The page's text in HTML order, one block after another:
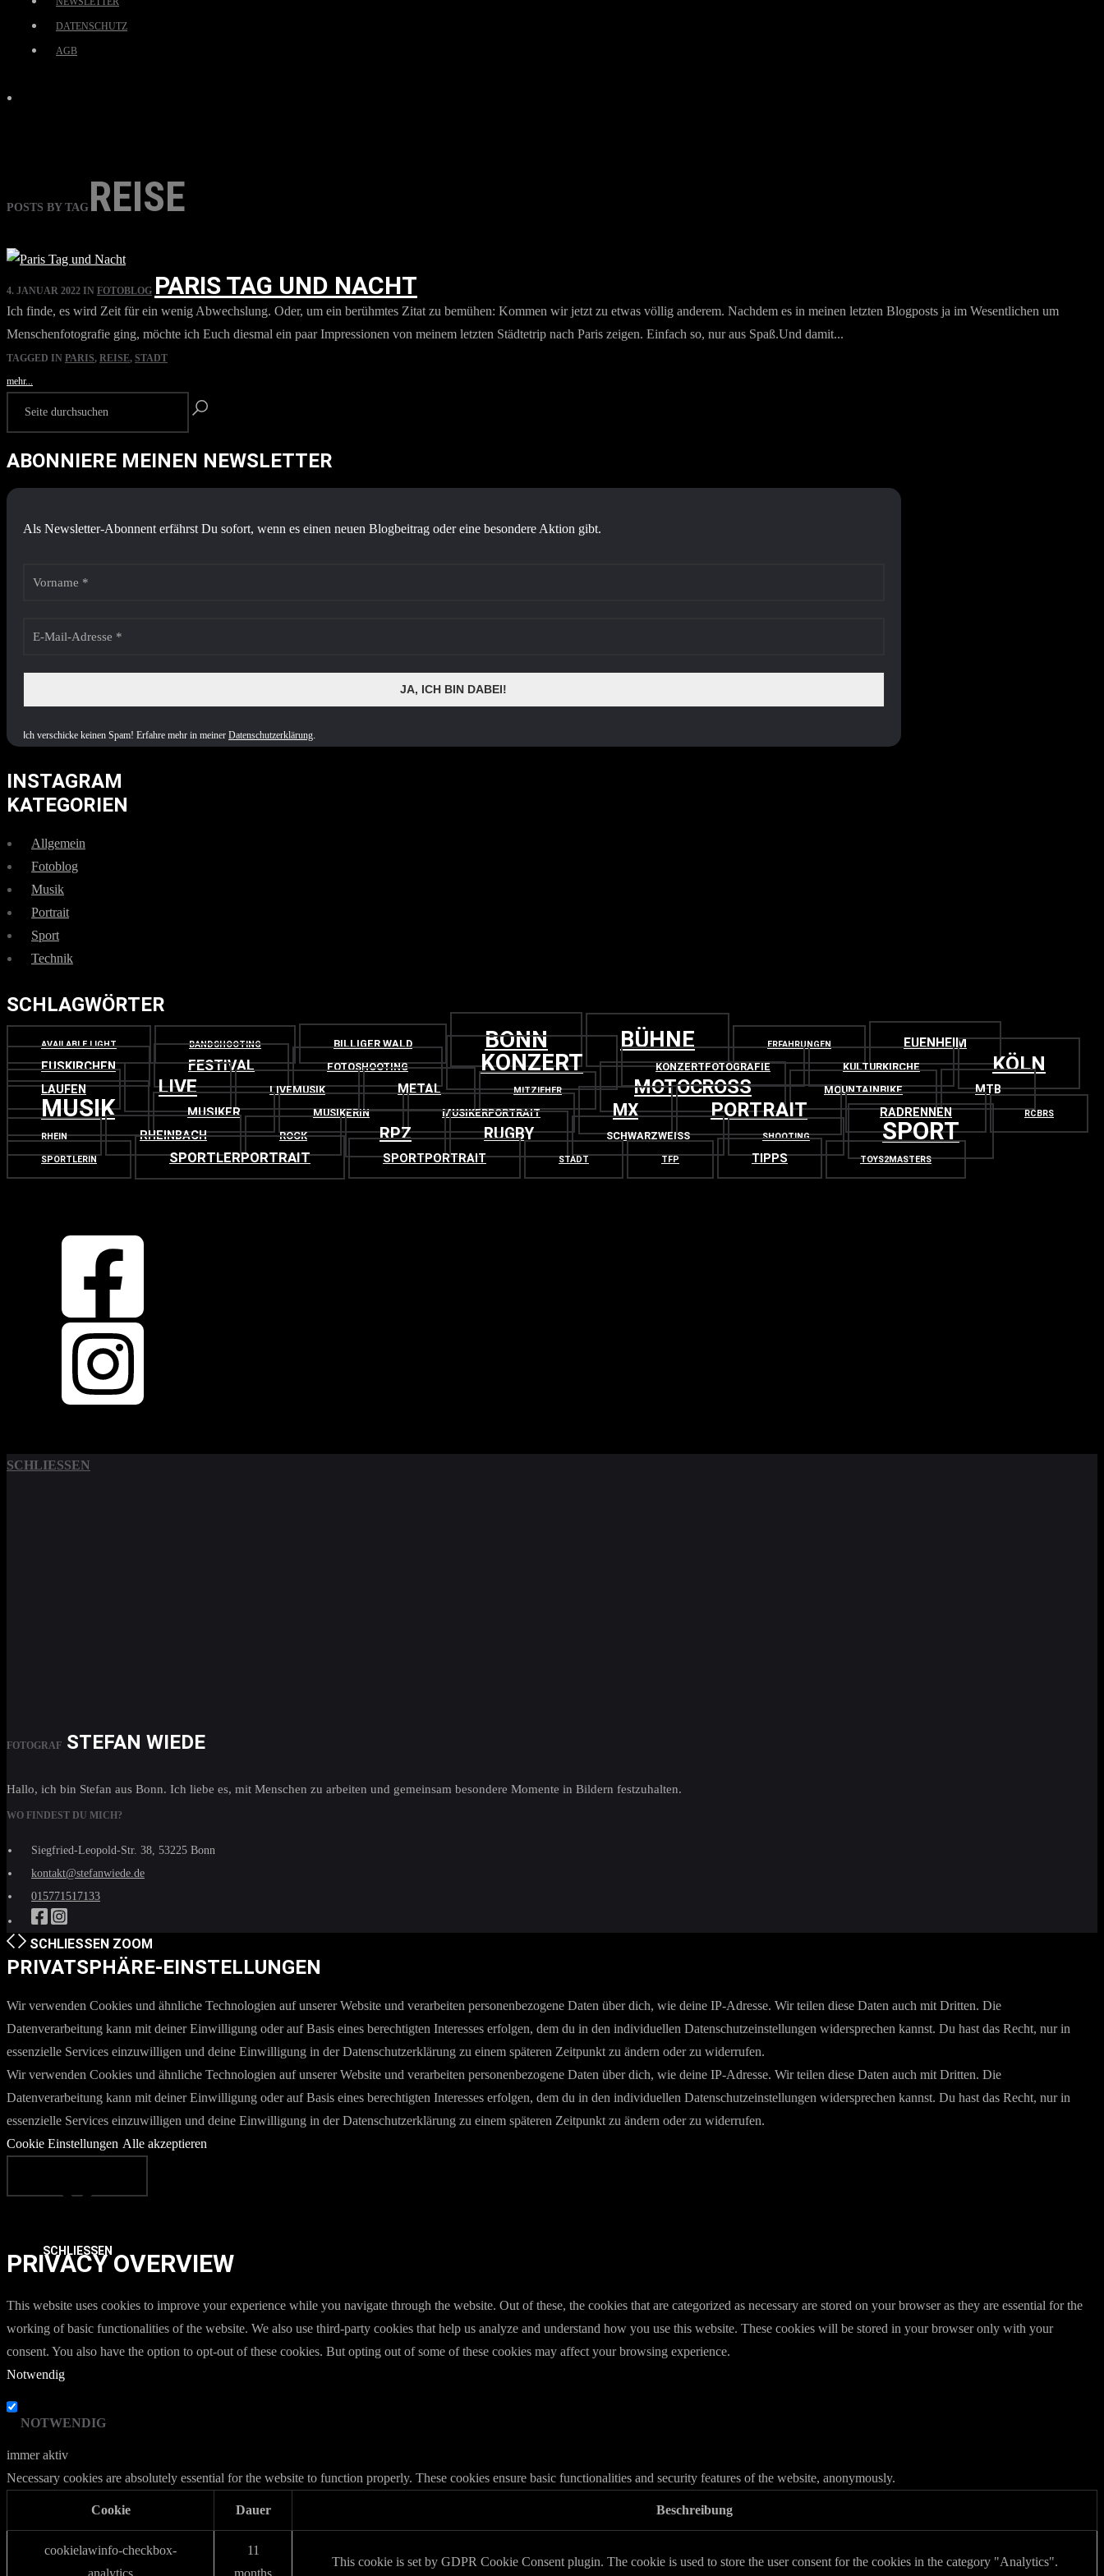
DATENSCHUTZ
AGB
POSTS BY TAG REISE
4. JANUAR 2022 IN FOTOBLOG PARIS TAG UND NACHT
Ich finde, es wird Zeit für ein wenig Abwechslung. Oder, um ein berühmtes Zitat zu bemühen: Kommen wir jetzt zu etwas völlig anderem. Nachdem es in meinen letzten Blogposts ja im Wesentlichen um
Menschenfotografie ging, möchte ich Euch diesmal ein paar Impressionen von meinem letzten Städtetrip nach Paris zeigen. Einfach so, nur aus Spaß.Und damit...
TAGGED IN PARIS, REISE, STADT
mehr...
ABONNIERE MEINEN NEWSLETTER
Als Newsletter-Abonnent erfährst Du sofort, wenn es einen neuen Blogbeitrag oder eine besondere Aktion gibt.
ch verschicke keinen Spam! Erfahre mehr in meiner Datenschutzerklärung.
INSTAGRAM
KATEGORIEN
Allgemein
Fotoblog
Musik
Portrait
Sport
Technik
SCHLAGWÖRTER
AVAILABLE LIGHT BANDSHOOTING BILLIGER WALD BONN BÜHNE ERFAHRUNGEN EUENHEIM
EUSKIRCHEN FESTIVAL FOTOSHOOTING KONZERT KONZERTFOTOGRAFIE KULTURKIRCHE KÖLN
LAUFEN LIVE LIVEMUSIK METAL MITZIEHER MOTOCROSS MOUNTAINBIKE MTB
MUSIK MUSIKER MUSIKERIN MUSIKERPORTRAIT MX PORTRAIT RADRENNEN RCBRS
RHEIN RHEINBACH ROCK RPZ RUGBY SCHWARZWEISS SHOOTING SPORT
SPORTLERIN SPORTLERPORTRAIT SPORTPORTRAIT STADT TFP TIPPS TOYS2MASTERS
OBEN
SCHLIESSEN
FOTOGRAF STEFAN WIEDE
Hallo, ich bin Stefan aus Bonn. Ich liebe es, mit Menschen zu arbeiten und gemeinsam besondere Momente in Bildern festzuhalten.
WO FINDEST DU MICH?
Siegfried-Leopold-Str. 38, 53225 Bonn
kontakt@stefanwiede.de
015771517133
SCHLIESSEN ZOOM
PRIVATSPHÄRE-EINSTELLUNGEN
Wir verwenden Cookies und ähnliche Technologien auf unserer Website und verarbeiten personenbezogene Daten über dich, wie deine IP-Adresse. Wir teilen diese Daten auch mit Dritten. Die
Datenverarbeitung kann mit deiner Einwilligung oder auf Basis eines berechtigten Interesses erfolgen, dem du in den individuellen Datenschutzeinstellungen widersprechen kannst. Du hast das Recht, nur in
essenzielle Services einzuwilligen und deine Einwilligung in der Datenschutzerklärung zu einem späteren Zeitpunkt zu ändern oder zu widerrufen.
Wir verwenden Cookies und ähnliche Technologien auf unserer Website und verarbeiten personenbezogene Daten über dich, wie deine IP-Adresse. Wir teilen diese Daten auch mit Dritten. Die
Datenverarbeitung kann mit deiner Einwilligung oder auf Basis eines berechtigten Interesses erfolgen, dem du in den individuellen Datenschutzeinstellungen widersprechen kannst. Du hast das Recht, nur in
essenzielle Services einzuwilligen und deine Einwilligung in der Datenschutzerklärung zu einem späteren Zeitpunkt zu ändern oder zu widerrufen.
Cookie Einstellungen Alle akzeptieren
SCHLIESSEN
PRIVACY OVERVIEW
This website uses cookies to improve your experience while you navigate through the website. Out of these, the cookies that are categorized as necessary are stored on your browser as they are essential for the
working of basic functionalities of the website. We also use third-party cookies that help us analyze and understand how you use this website. These cookies will be stored in your browser only with your
consent. You also have the option to opt-out of these cookies. But opting out of some of these cookies may affect your browsing experience.
Notwendig
NOTWENDIG
immer aktiv
Necessary cookies are absolutely essential for the website to function properly. These cookies ensure basic functionalities and security features of the website, anonymously.
Cookie Dauer Beschreibung
cookielawinfo-checkbox-
analytics
11
months
This cookie is set by GDPR Cookie Consent plugin. The cookie is used to store the user consent for the cookies in the category "Analytics".